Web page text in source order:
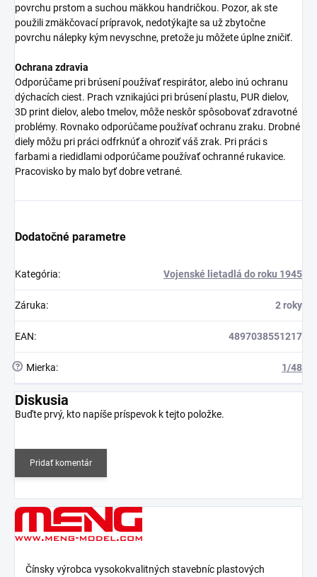
povrchu prstom a suchou mäkkou handričkou. Pozor, ak ste
použili zmäkčovací prípravok, nedotýkajte sa už zbytočne
povrchu nálepky kým nevyschne, pretože ju môžete úplne zničiť.
Ochrana zdravia
Odporúčame pri brúsení používať respirátor, alebo inú ochranu
dýchacích ciest. Prach vznikajúci pri brúsení plastu, PUR dielov,
3D print dielov, alebo tmelov, môže neskôr spôsobovať zdravotné
problémy. Rovnako odporúčame používať ochranu zraku. Drobné
diely môžu pri práci odfrknúť a ohroziť váš zrak. Pri práci s
farbami a riedidlami odporúčame používať ochranné rukavice.
Pracovisko by malo byť dobre vetrané.
Dodatočné parametre
Kategória: Vojenské lietadlá do roku 1945
Záruka: 2 roky
EAN: 4897038551217
? Mierka: 1/48
Diskusia
Buďte prvý, kto napíše príspevok k tejto položke.
Pridať komentár
Čínsky výrobca vysokokvalitných stavebníc plastových